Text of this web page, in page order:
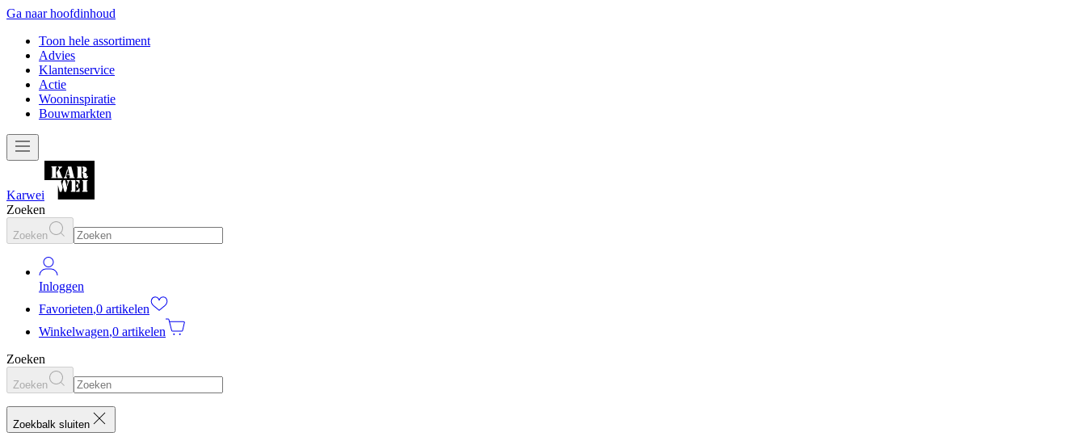
Ga naar hoofdinhoud
Toon hele assortiment
Advies
Klantenservice
Actie
Wooninspiratie
Bouwmarkten
Karwei
Zoeken
Zoeken
Inloggen
Favorieten,0 artikelen
Winkelwagen,0 artikelen
Zoeken
Zoeken
Zoekbalk sluiten